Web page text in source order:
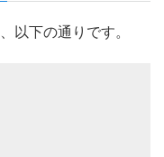
以下の通りです。